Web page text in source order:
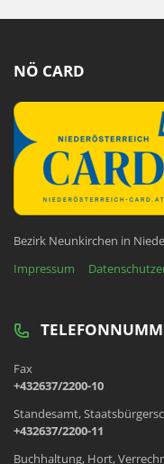
NÖ CARD
Bezirk Neunkirchen in
Impressum
Fax
+432637/2200-10
Standesamt,
+432637/2200-11
Buchhaltung, Hort,